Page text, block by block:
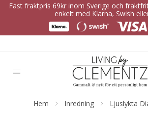
Fast fraktpris 69kr inom Sverige och
enkelt med Klarna, Swish
Hem Inredning Ljuslykta